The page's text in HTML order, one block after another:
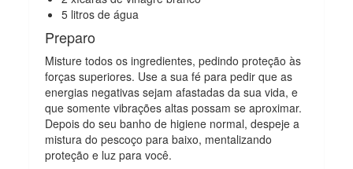
5 litros de água
Preparo
Misture todos os ingredientes, pedindo proteção às
forças superiores. Use a sua fé para pedir que as
energias negativas sejam afastadas da sua vida, e
que somente vibrações altas possam se aproximar.
Depois do seu banho de higiene normal, despeje a
mistura do pescoço para baixo, mentalizando
proteção e luz para você.